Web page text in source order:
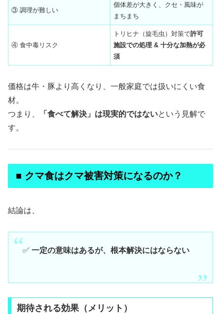
③ 調理が難しい
個体差が大きく、クセ・風味が
まちまち
④ 食中毒リスク
トリヒナ（旋毛虫）対策で許可
施設での処理 & 十分な加熱が必
須
価格は牛・豚より高くなり、一般家庭では扱いにくい食
材。
つまり、
「食べて解決」は現実的ではないという見解で
す。
■ クマ食はクマ被害対策になるのか？
結論は、
✅ 一定の意味はあるが、根本解決にはならない
期待される効果（メリット）